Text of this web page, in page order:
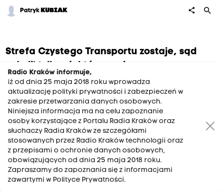
Patryk KUBIAK share search
Strefa Czystego Transportu zostaje, sąd
RadioKRAKÓW ElżbietaRACZYŃSKA
Najnowsze
15:45
Radio Kraków informuje,
iż od dnia 25 maja 2018 roku wprowadza
aktualizację polityki prywatności i zabezpieczeń w
zakresie przetwarzania danych osobowych.
Niniejsza informacja ma na celu zapoznanie
osoby korzystające z Portalu Radia Kraków oraz
słuchaczy Radia Kraków ze szczegółami
stosowanych przez Radio Kraków technologii oraz
z przepisami o ochronie danych osobowych,
obowiązujących od dnia 25 maja 2018 roku.
Zapraszamy do zapoznania się z informacjami
zawartymi w Polityce Prywatności.